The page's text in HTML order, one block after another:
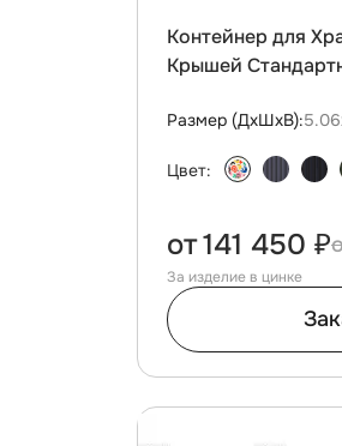
Контейнер для
Крышей
Размер (ДxШxВ):
Цвет:
от141 450 ₽
За изделие в цинке